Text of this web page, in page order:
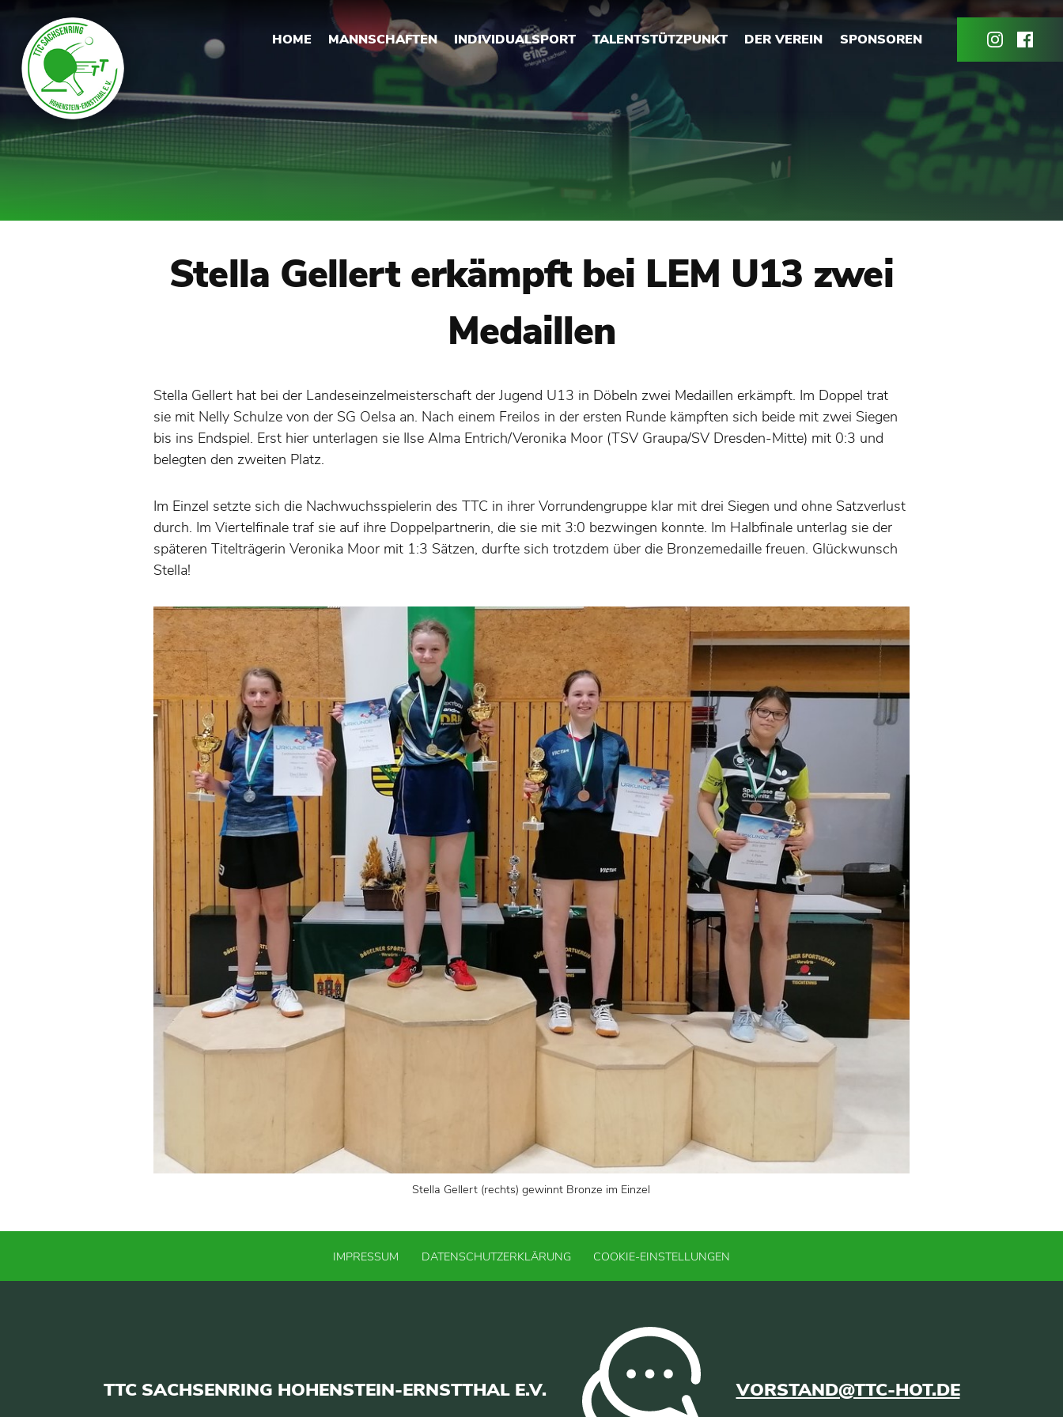
HOME MANNSCHAFTEN INDIVIDUALSPORT TALENTSTÜTZPUNKT DER VEREIN SPONSOREN
Stella Gellert erkämpft bei LEM U13 zwei
Medaillen
Stella Gellert hat bei der Landeseinzelmeisterschaft der Jugend U13 in Döbeln zwei Medaillen erkämpft. Im Doppel trat
sie mit Nelly Schulze von der SG Oelsa an. Nach einem Freilos in der ersten Runde kämpften sich beide mit zwei Siegen
bis ins Endspiel. Erst hier unterlagen sie Ilse Alma Entrich/Veronika Moor (TSV Graupa/SV Dresden-Mitte) mit 0:3 und
belegten den zweiten Platz.
Im Einzel setzte sich die Nachwuchsspielerin des TTC in ihrer Vorrundengruppe klar mit drei Siegen und ohne Satzverlust
durch. Im Viertelfinale traf sie auf ihre Doppelpartnerin, die sie mit 3:0 bezwingen konnte. Im Halbfinale unterlag sie der
späteren Titelträgerin Veronika Moor mit 1:3 Sätzen, durfte sich trotzdem über die Bronzemedaille freuen. Glückwunsch
Stella!
Stella Gellert (rechts) gewinnt Bronze im Einzel
IMPRESSUM DATENSCHUTZERKLÄRUNG COOKIE-EINSTELLUNGEN
TTC SACHSENRING HOHENSTEIN-ERNSTTHAL E.V. VORSTAND@TTC-HOT.DE